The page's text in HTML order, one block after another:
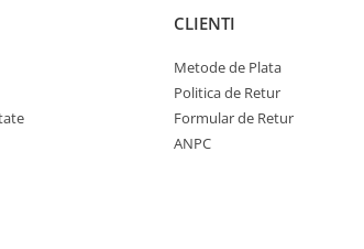
CLIENTI
Metode de Plata
Politica de Retur
Formular de Retur
ANPC